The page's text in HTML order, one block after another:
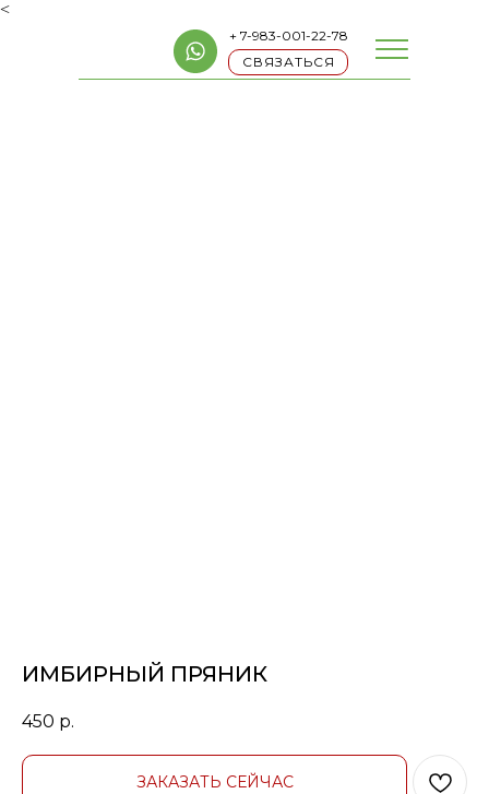
<
+ 7-983-001-22-78
СВЯЗАТЬСЯ
ИМБИРНЫЙ ПРЯНИК
450 р.
ЗАКАЗАТЬ СЕЙЧАС